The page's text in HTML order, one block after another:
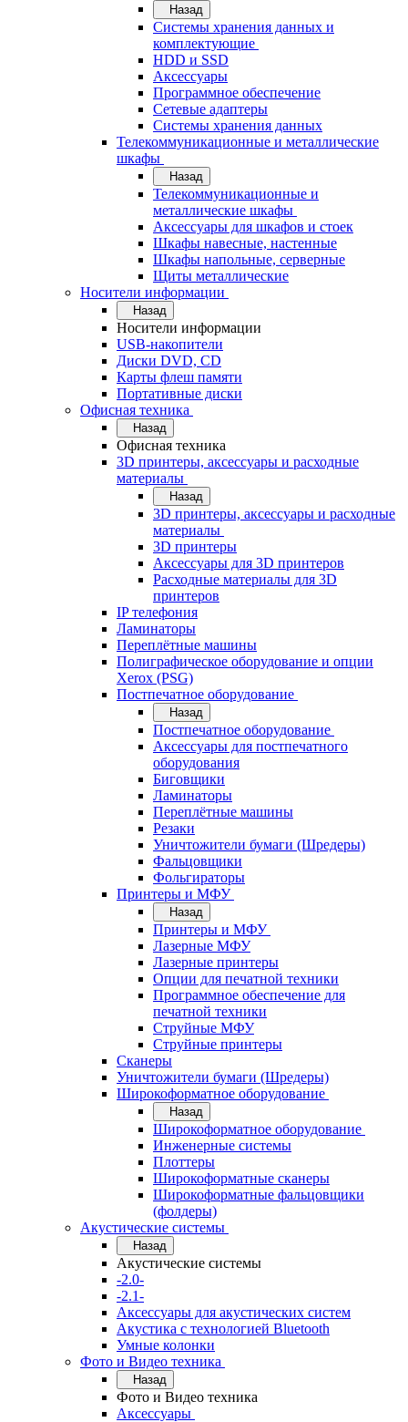
Назад
Системы хранения данных и
комплектующие
HDD и SSD
Аксессуары
Программное обеспечение
Сетевые адаптеры
Системы хранения данных
Телекоммуникационные и металлические
шкафы
Назад
Телекоммуникационные и
металлические шкафы
Аксессуары для шкафов и стоек
Шкафы навесные, настенные
Шкафы напольные, серверные
Щиты металлические
Носители информации
Назад
Носители информации
USB-накопители
Диски DVD, CD
Карты флеш памяти
Портативные диски
Офисная техника
Назад
Офисная техника
3D принтеры, аксессуары и расходные
материалы
Назад
3D принтеры, аксессуары и расходные
материалы
3D принтеры
Аксессуары для 3D принтеров
Расходные материалы для 3D
принтеров
IP телефония
Ламинаторы
Переплётные машины
Полиграфическое оборудование и опции
Xerox (PSG)
Постпечатное оборудование
Назад
Постпечатное оборудование
Аксессуары для постпечатного
оборудования
Биговщики
Ламинаторы
Переплётные машины
Резаки
Уничтожители бумаги (Шредеры)
Фальцовщики
Фольгираторы
Принтеры и МФУ
Назад
Принтеры и МФУ
Лазерные МФУ
Лазерные принтеры
Опции для печатной техники
Программное обеспечение для
печатной техники
Струйные МФУ
Струйные принтеры
Сканеры
Уничтожители бумаги (Шредеры)
Широкоформатное оборудование
Назад
Широкоформатное оборудование
Инженерные системы
Плоттеры
Широкоформатные сканеры
Широкоформатные фальцовщики
(фолдеры)
Акустические системы
Назад
Акустические системы
-2.0-
-2.1-
Аксессуары для акустических систем
Акустика с технологией Bluetooth
Умные колонки
Фото и Видео техника
Назад
Фото и Видео техника
Аксессуары